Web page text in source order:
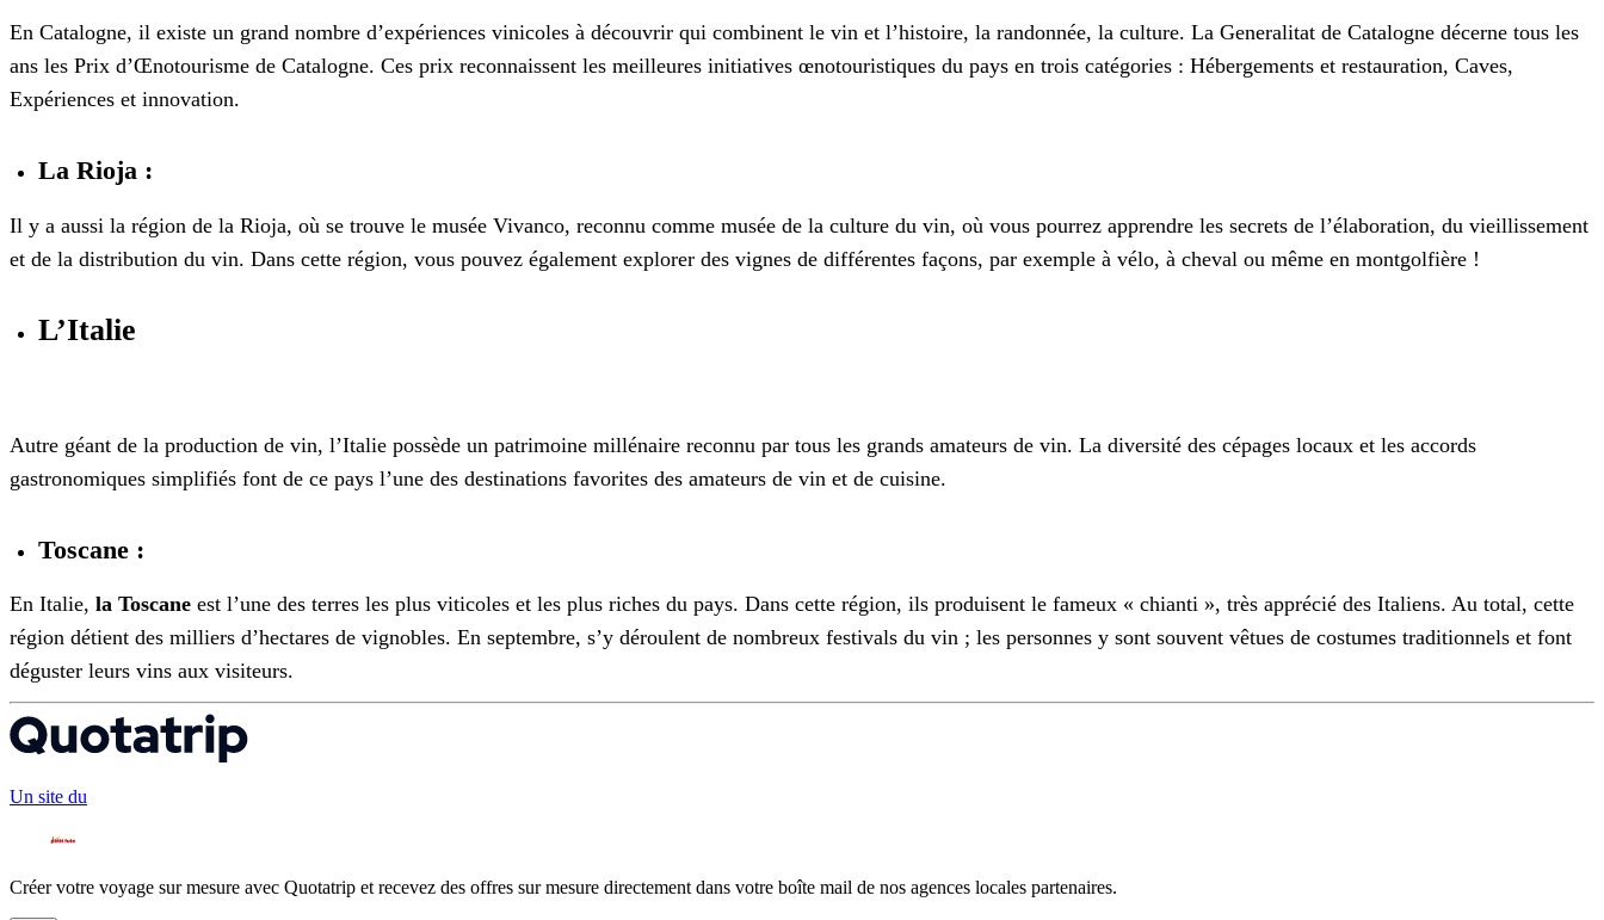
En Catalogne, il existe un grand nombre d’expériences vinicoles à découvrir qui combinent le vin et l’histoire, la randonnée, la culture. La Generalitat de Catalogne décerne tous les
ans les Prix d’Œnotourisme de Catalogne. Ces prix reconnaissent les meilleures initiatives œnotouristiques du pays en trois catégories : Hébergements et restauration, Caves,
Expériences et innovation.
La Rioja :
Il y a aussi la région de la Rioja, où se trouve le musée Vivanco, reconnu comme musée de la culture du vin, où vous pourrez apprendre les secrets de l’élaboration, du vieillissement
et de la distribution du vin. Dans cette région, vous pouvez également explorer des vignes de différentes façons, par exemple à vélo, à cheval ou même en montgolfière !
L’Italie
Autre géant de la production de vin, l’Italie possède un patrimoine millénaire reconnu par tous les grands amateurs de vin. La diversité des cépages locaux et les accords
gastronomiques simplifiés font de ce pays l’une des destinations favorites des amateurs de vin et de cuisine.
Toscane :
En Italie, la Toscane est l’une des terres les plus viticoles et les plus riches du pays. Dans cette région, ils produisent le fameux « chianti », très apprécié des Italiens. Au total, cette
région détient des milliers d’hectares de vignobles. En septembre, s’y déroulent de nombreux festivals du vin ; les personnes y sont souvent vêtues de costumes traditionnels et font
déguster leurs vins aux visiteurs.
Un site du
Créer votre voyage sur mesure avec Quotatrip et recevez des offres sur mesure directement dans votre boîte mail de nos agences locales partenaires.